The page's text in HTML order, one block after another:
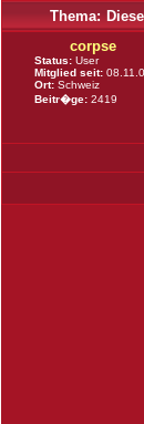
Thema:
corpse
Status: User
Mitglied seit:
Ort: Schweiz
Beitr�ge: 2419